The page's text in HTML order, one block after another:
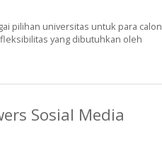
pilihan universitas untuk para calon
yang dibutuhkan oleh
Sosial Media